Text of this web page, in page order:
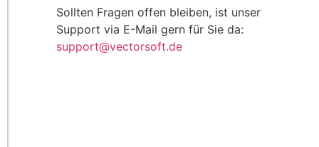
Sollten Fragen offen bleiben, ist unser
Support via E-Mail gern für Sie da:
support@vectorsoft.de